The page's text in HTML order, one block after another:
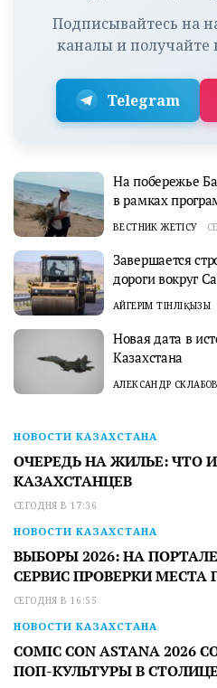
Подписывайтесь на
каналы и получайте
Telegram
На побережье
в рамках
ВЕСТНИК ЖЕТІСУ
Завершается
дороги вокруг
АЙГЕРІМ ТІНӘЛІҚЫЗЫ
Новая дата в
Казахстана
АЛЕКСАНДР
НОВОСТИ КАЗАХСТАНА
ОЧЕРЕДЬ НА ЖИЛЬЕ: ЧТО
КАЗАХСТАНЦЕВ
СЕГОДНЯ В 17:36
НОВОСТИ КАЗАХСТАНА
ВЫБОРЫ 2026: НА ПОРТАЛЕ
СЕРВИС ПРОВЕРКИ МЕСТА
СЕГОДНЯ В 16:55
НОВОСТИ КАЗАХСТАНА
COMIC CON ASTANA
ПОП-КУЛЬТУРЫ В СТОЛИЦЕ